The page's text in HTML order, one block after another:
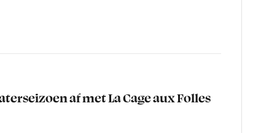
af met La Cage aux Folles